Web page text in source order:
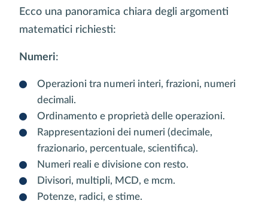
Ecco una panoramica chiara degli argomenti
matematici richiesti:
Numeri:
Operazioni tra numeri interi, frazioni, numeri
decimali.
Ordinamento e proprietà delle operazioni.
Rappresentazioni dei numeri (decimale,
frazionario, percentuale, scientifica).
Numeri reali e divisione con resto.
Divisori, multipli, MCD, e mcm.
Potenze, radici, e stime.